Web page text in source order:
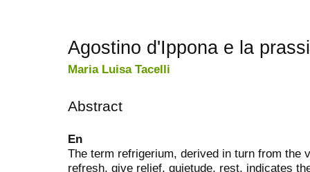
Agostino d'Ippona e la
Maria Luisa Tacelli
Abstract
En
The term refrigerium, derived in turn from the
refresh, give relief, quietude, rest, indicates